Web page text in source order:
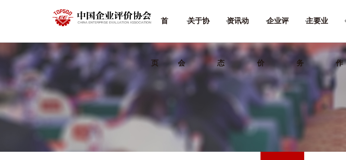
首
页
关于协
会
资讯动
态
企业评
价
主要业
务 作